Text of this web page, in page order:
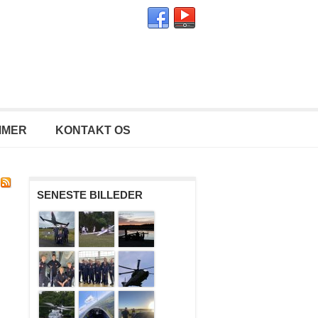
KONTAKT OS
SENESTE BILLEDER